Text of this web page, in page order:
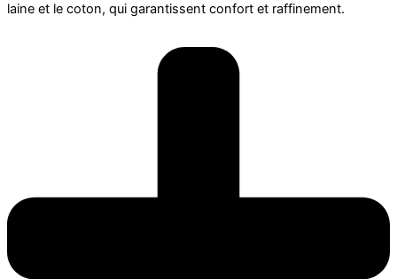
laine et le coton, qui garantissent confort et raffinement.